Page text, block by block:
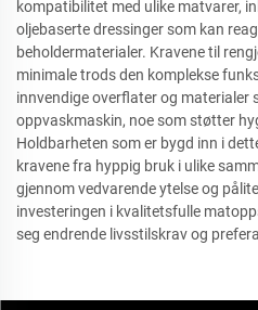
kompatibilitet med ulike matvarer,
oljebaserte dressinger som kan
beholdermaterialer. Kravene til
minimale trods den komplekse
innvendige overflater og materialer
oppvaskmaskin, noe som støtter
Holdbarheten som er bygd inn i
kravene fra hyppig bruk i ulike
gjennom vedvarende ytelse og
investeringen i kvalitetsfulle
seg endrende livsstilskrav og